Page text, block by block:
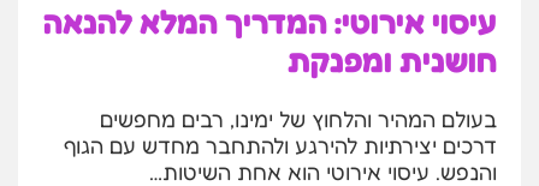
עיסוי אירוטי: המדריך המלא להנאה
חושנית ומפנקת
בעולם המהיר והלחוץ של ימינו, רבים מחפשים
דרכים יצירתיות להירגע ולהתחבר מחדש עם הגוף
והנפש. עיסוי אירוטי הוא אחת השיטות…